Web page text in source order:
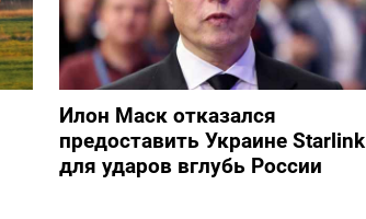
Илон Маск отказался
предоставить Украине Starlink
для ударов вглубь России